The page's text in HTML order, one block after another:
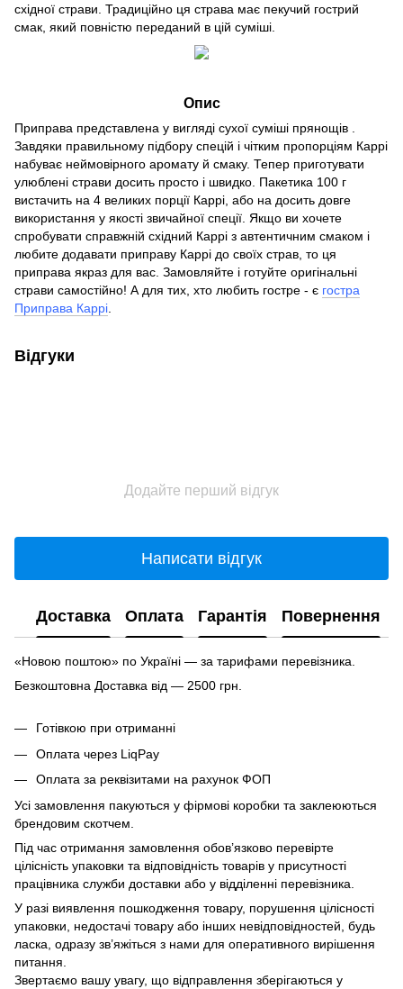
східної страви. Традиційно ця страва має пекучий гострий
смак, який повністю переданий в цій суміші.
Опис
Приправа представлена у вигляді сухої суміші прянощів .
Завдяки правильному підбору спецій і чітким пропорціям Каррі
набуває неймовірного аромату й смаку. Тепер приготувати
улюблені страви досить просто і швидко. Пакетика 100 г
вистачить на 4 великих порції Каррі, або на досить довге
використання у якості звичайної спеції. Якщо ви хочете
спробувати справжній східний Каррі з автентичним смаком і
любите додавати приправу Каррі до своїх страв, то ця
приправа якраз для вас. Замовляйте і готуйте оригінальні
страви самостійно! А для тих, хто любить гостре - є гостра
Приправа Каррі.
Відгуки
Додайте перший відгук
Написати відгук
Доставка Оплата Гарантія Повернення
«Новою поштою» по Україні — за тарифами перевізника.
Безкоштовна Доставка від — 2500 грн.
Готівкою при отриманні
Оплата через LiqPay
Оплата за реквізитами на рахунок ФОП
Усі замовлення пакуються у фірмові коробки та заклеюються
брендовим скотчем.
Під час отримання замовлення обов’язково перевірте
цілісність упаковки та відповідність товарів у присутності
працівника служби доставки або у відділенні перевізника.
У разі виявлення пошкодження товару, порушення цілісності
упаковки, недостачі товару або інших невідповідностей, будь
ласка, одразу зв’яжіться з нами для оперативного вирішення
питання.
Звертаємо вашу увагу, що відправлення зберігаються у